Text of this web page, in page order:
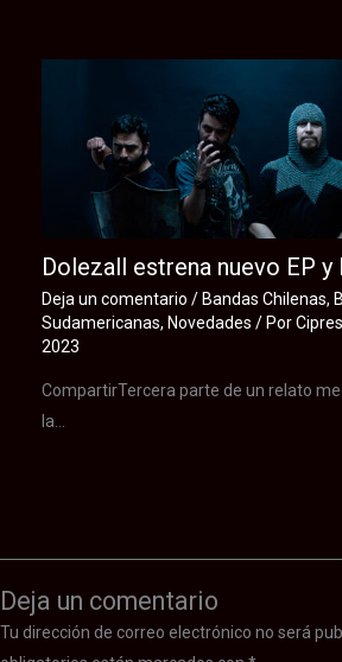
Dolezall estrena nuevo EP
Deja un comentario / Bandas Chilenas,
Sudamericanas, Novedades / Por
2023
CompartirTercera parte de un relato
la…
Deja un comentario
Tu dirección de correo electrónico no será